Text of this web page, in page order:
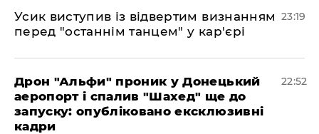
​Усик виступив із відвертим визнанням
перед "останнім танцем" у кар'єрі
23:19
​Дрон "Альфи" проник у Донецький
аеропорт і спалив "Шахед" ще до
запуску: опубліковано ексклюзивні
кадри
22:52